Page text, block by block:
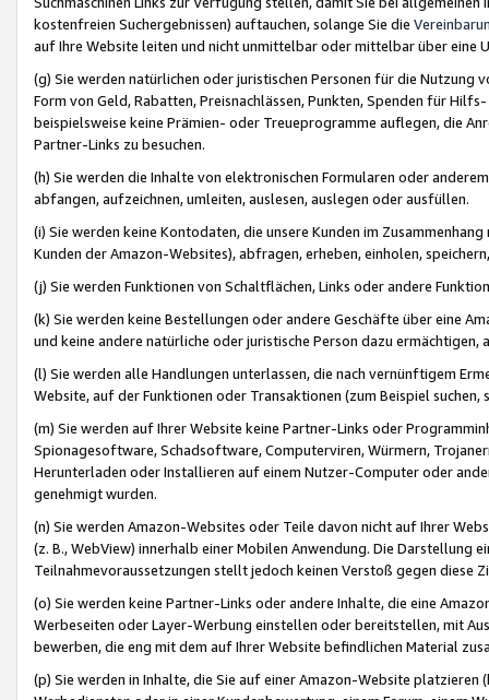
kostenfreien Suchergebnissen) auftauchen, solange Sie die
auf Ihre Website leiten und nicht unmittelbar oder mittelbar über eine
(g) Sie werden natürlichen oder juristischen Personen für die Nutzung
Form von Geld, Rabatten, Preisnachlässen, Punkten, Spenden für
beispielsweise keine Prämien- oder Treueprogramme auflegen, die
Partner-Links zu besuchen.
(h) Sie werden die Inhalte von elektronischen Formularen oder
abfangen, aufzeichnen, umleiten, auslesen, auslegen oder ausfüllen.
(i) Sie werden keine Kontodaten, die unsere Kunden im
Kunden der Amazon-Websites), abfragen, erheben, einholen,
(j) Sie werden Funktionen von Schaltflächen, Links oder andere
(k) Sie werden keine Bestellungen oder andere Geschäfte über eine
und keine andere natürliche oder juristische Person dazu
(l) Sie werden alle Handlungen unterlassen, die nach vernünftigem
Website, auf der Funktionen oder Transaktionen (zum Beispiel
(m) Sie werden auf Ihrer Website keine Partner-Links oder
Spionagesoftware, Schadsoftware, Computerviren, Würmern,
Herunterladen oder Installieren auf einem Nutzer-Computer oder
genehmigt wurden.
(n) Sie werden Amazon-Websites oder Teile davon nicht auf Ihrer
(z. B., WebView) innerhalb einer Mobilen Anwendung. Die Darstellung
Teilnahmevoraussetzungen stellt jedoch keinen Verstoß gegen diese
(o) Sie werden keine Partner-Links oder andere Inhalte, die eine
Werbeseiten oder Layer-Werbung einstellen oder bereitstellen, mit
bewerben, die eng mit dem auf Ihrer Website befindlichen Material
(p) Sie werden in Inhalte, die Sie auf einer Amazon-Website